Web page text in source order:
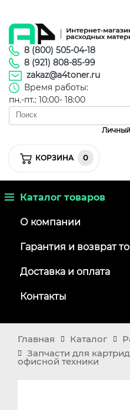
8 (800) 505-04-18
8 (921) 808-85-99
zakaz@a4toner.ru
Время работы:
пн.-пт.: 10:00- 18:00
КОРЗИНА 0
Каталог товаров
О компании
Гарантия и возврат
Доставка и оплата
Контакты
Главная Каталог
Запчасти для
офисной техники